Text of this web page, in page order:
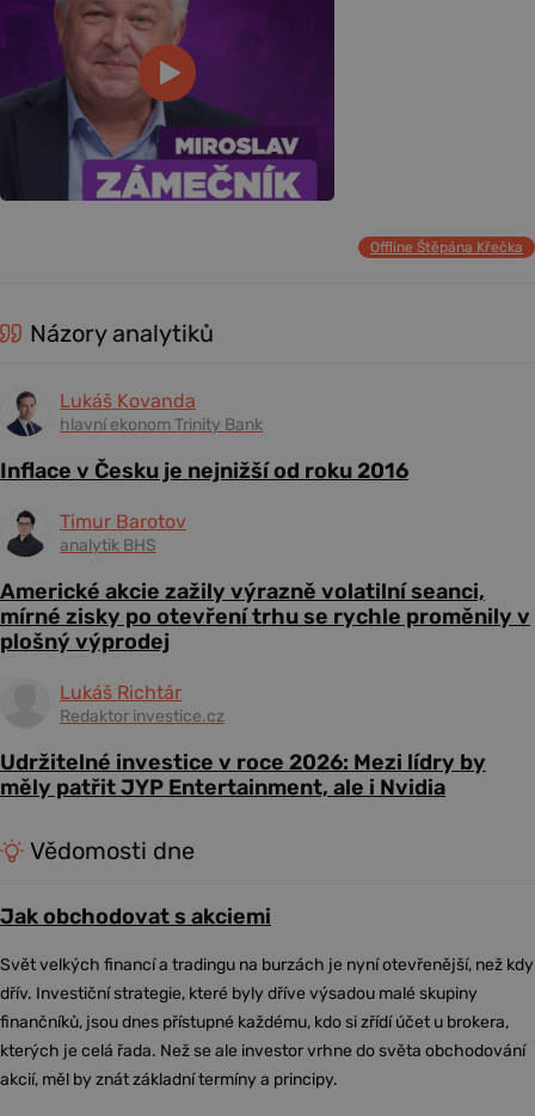
Offline Štěpána Křečka
Názory analytiků
Lukáš Kovanda
hlavní ekonom Trinity Bank
Inflace v Česku je nejnižší od roku 2016
Timur Barotov
analytik BHS
Americké akcie zažily výrazně volatilní seanci,
mírné zisky po otevření trhu se rychle proměnily v
plošný výprodej
Lukáš Richtár
Redaktor investice.cz
Udržitelné investice v roce 2026: Mezi lídry by
měly patřit JYP Entertainment, ale i Nvidia
Vědomosti dne
Jak obchodovat s akciemi
Svět velkých financí a tradingu na burzách je nyní otevřenější, než kdy
dřív. Investiční strategie, které byly dříve výsadou malé skupiny
finančníků, jsou dnes přístupné každému, kdo si zřídí účet u brokera,
kterých je celá řada. Než se ale investor vrhne do světa obchodování
akcií, měl by znát základní termíny a principy.